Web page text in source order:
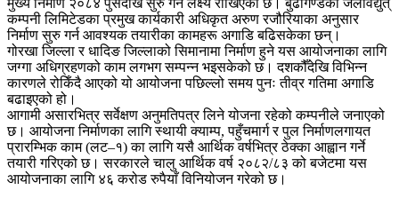
मुख्य निर्माण २०८४ पुसदेखि सुरु गर्ने लक्ष्य राखिएको छ। बुढीगण्डकी जलविद्युत्
कम्पनी लिमिटेडका प्रमुख कार्यकारी अधिकृत अरुण रजौरियाका अनुसार
निर्माण सुरु गर्न आवश्यक तयारीका कामहरू अगाडि बढिसकेका छन्।
गोरखा जिल्ला र धादिङ जिल्लाको सिमानामा निर्माण हुने यस आयोजनाका लागि
जग्गा अधिग्रहणको काम लगभग सम्पन्न भइसकेको छ। दशकौँदेखि विभिन्न
कारणले रोकिँदै आएको यो आयोजना पछिल्लो समय पुनः तीव्र गतिमा अगाडि
बढाइएको हो।
आगामी असारभित्र सर्वेक्षण अनुमतिपत्र लिने योजना रहेको कम्पनीले जनाएको
छ। आयोजना निर्माणका लागि स्थायी क्याम्प, पहुँचमार्ग र पुल निर्माणलगायत
प्रारम्भिक काम (लट–१) का लागि यसै आर्थिक वर्षभित्र ठेक्का आह्वान गर्ने
तयारी गरिएको छ। सरकारले चालु आर्थिक वर्ष २०८२/८३ को बजेटमा यस
आयोजनाका लागि ४६ करोड रुपैयाँ विनियोजन गरेको छ।